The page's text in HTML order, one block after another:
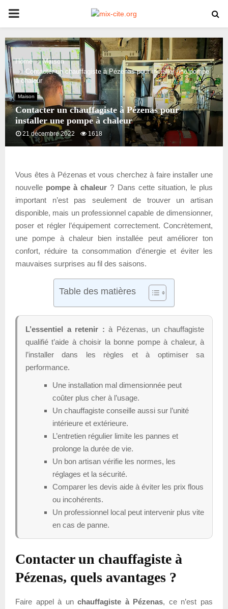
PRIMARY
MENU
Home
Maison
Contacter un chauffagiste à Pézenas pour installer une pompe
à chaleur
Maison
Contacter un chauffagiste à Pézenas pour
installer une pompe à chaleur
21 décembre 2022 1618
Vous êtes à Pézenas et vous cherchez à faire installer une
nouvelle pompe à chaleur ? Dans cette situation, le plus
important n’est pas seulement de trouver un artisan
disponible, mais un professionnel capable de dimensionner,
poser et régler l’équipement correctement. Concrètement,
une pompe à chaleur bien installée peut améliorer ton
confort, réduire ta consommation d’énergie et éviter les
mauvaises surprises au fil des saisons.
Table des matières
L’essentiel a retenir : à Pézenas, un chauffagiste
qualifié t’aide à choisir la bonne pompe à chaleur, à
l’installer dans les règles et à optimiser sa
performance.
Une installation mal dimensionnée peut
coûter plus cher à l’usage.
Un chauffagiste conseille aussi sur l’unité
intérieure et extérieure.
L’entretien régulier limite les pannes et
prolonge la durée de vie.
Un bon artisan vérifie les normes, les
réglages et la sécurité.
Comparer les devis aide à éviter les prix flous
ou incohérents.
Un professionnel local peut intervenir plus vite
en cas de panne.
Contacter un chauffagiste à
Pézenas, quels avantages ?
Faire appel à unchauffagiste à Pézenas, ce n’est pas